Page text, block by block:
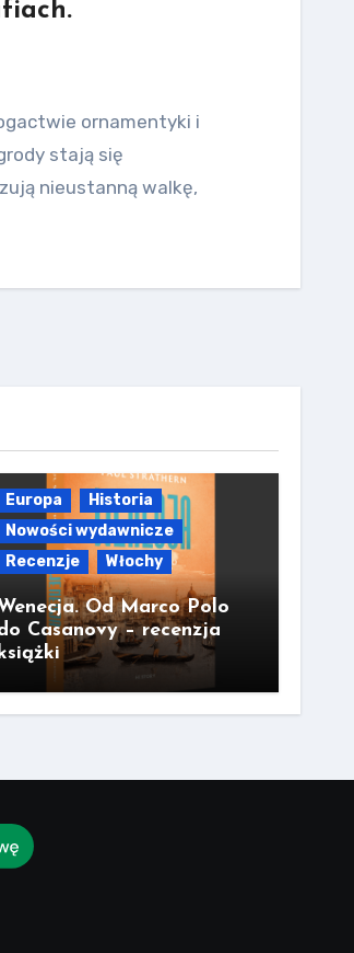
ornamentyki i
stają się
nieustanną walkę,
Europa
Historia
Nowości wydawnicze
Recenzje
Włochy
Od Marco Polo
Casanovy – recenzja